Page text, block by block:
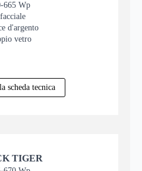
665 Wp
d'argento
vetro
scheda tecnica
TIGER